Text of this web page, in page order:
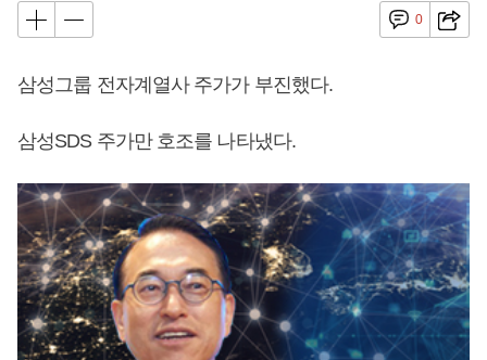
0
삼성그룹 전자계열사 주가가 부진했다.
삼성SDS 주가만 호조를 나타냈다.